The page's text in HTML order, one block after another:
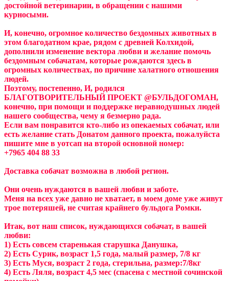
достойной ветеринарии, в обращении с нашими
курносыми.
И, конечно, огромное количество бездомных животных в
этом благодатном крае, рядом с древней Колхидой,
дополнили изменение вектора любви и желание помочь
бездомным собачатам, которые рождаются здесь в
огромных количествах, по причине халатного отношения
людей.
Поэтому, постепенно, И, родился
БЛАГОТВОРИТЕЛЬНЫЙ ПРОЕКТ @БУЛЬДОГОМАН,
конечно, при помощи и поддержке неравнодушных людей
нашего сообщества, чему я безмерно рада.
Если вам понравится кто-либо из опекаемых собачат, или
есть желание стать Донатом данного проекта, пожалуйста
пишите мне в уотсап на второй основной номер:
+7965 404 88 33
Доставка собачат возможна в любой регион.
Они очень нуждаются в вашей любви и заботе.
Меня на всех уже давно не хватает, в моем доме уже живут
трое потеряшей, не считая крайнего бульдога Ромки.
Итак, вот наш список, нуждающихся собачат, в вашей
любви:
1) Есть совсем старенькая старушка Данушка,
2) Есть Сурик, возраст 1,5 года, малый размер, 7/8 кг
3) Есть Муся, возраст 2 года, стерильна, размер:7/8кг
4) Есть Ляля, возраст 4,5 мес (спасена с местной сочинской